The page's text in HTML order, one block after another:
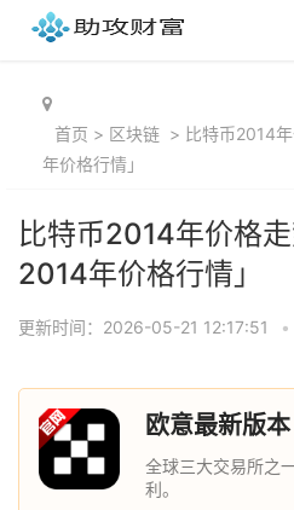
首页 > 区块链 > 比特币2014
年价格行情」
比特币2014年价格
2014年价格行情」
更新时间：2026-05-21 12:17:51 •
欧意最新版本
全球三大交易所之
利。